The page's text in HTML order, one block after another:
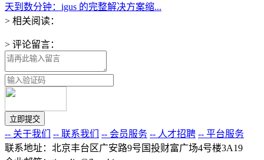
天到数分钟：igus 的完整解决方案缩...
> 相关阅读：
> 评论留言：
-- 关于我们 -- 联系我们 -- 会员服务 -- 人才招聘 -- 平台服务
联系地址：北京丰台区广安路9号国投财富广场4号楼3A19